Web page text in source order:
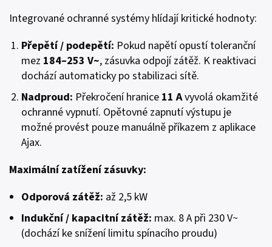
Integrované ochranné systémy hlídají kritické hodnoty:
Přepětí / podepětí: Pokud napětí opustí toleranční
mez 184–253 V~, zásuvka odpojí zátěž. K reaktivaci
dochází automaticky po stabilizaci sítě.
Nadproud: Překročení hranice 11 Avyvolá okamžité
ochranné vypnutí. Opětovné zapnutí výstupu je
možné provést pouze manuálně příkazem z aplikace
Ajax.
Maximální zatížení zásuvky:
Odporová zátěž: až 2,5 kW
Indukční / kapacitní zátěž: max. 8 A při 230 V~
(dochází ke snížení limitu spínacího proudu)